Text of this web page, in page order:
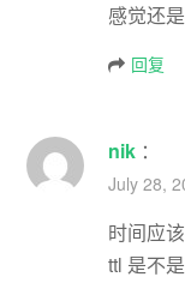
感觉还
回复
nik：
July 28,
时间应
ttl 是不